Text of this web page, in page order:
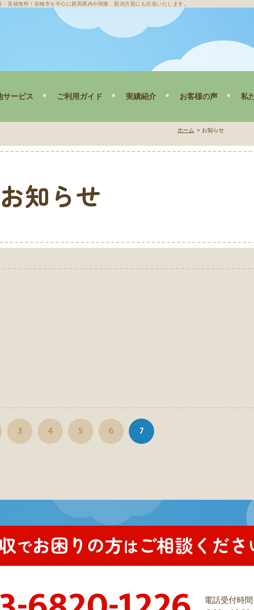
・見積無料！前橋市を中心に群馬県内や関東、新潟方面にも出張いたします。
サービス ご利用ガイド 実績紹介 お客様の声 私
ホーム お知らせ
お知らせ
3 4 5 6 7
でお困りの方はご相談くださ
電話受付時間